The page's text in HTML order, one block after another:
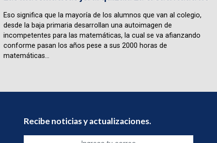
Eso significa que la mayoría de los alumnos que van al colegio,
desde la baja primaria desarrollan una autoimagen de
incompetentes para las matemáticas, la cual se va afianzando
conforme pasan los años pese a sus 2000 horas de
matemáticas...
Recibe noticias y actualizaciones.